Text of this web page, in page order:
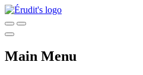
Main Menu